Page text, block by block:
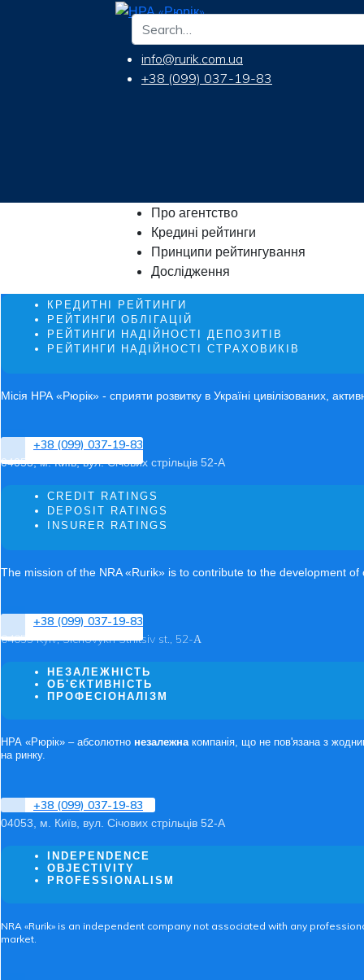
info@rurik.com.ua
+38 (099) 037-19-83
Про агентство
Кредині рейтинги
Принципи рейтингування
Дослідження
КРЕДИТНІ РЕЙТИНГИ
РЕЙТИНГИ ОБЛІГАЦІЙ
РЕЙТИНГИ НАДІЙНОСТІ ДЕПОЗИТІВ
РЕЙТИНГИ НАДІЙНОСТІ СТРАХОВИКІВ
Місія НРА «Рюрік» - сприяти розвитку в Україні цивілізованих,
+38 (099) 037-19-83
04053, м. Київ, вул. Січових стрільців 52-А
CREDIT RATINGS
DEPOSIT RATINGS
INSURER RATINGS
The mission of the NRA «Rurik» is to contribute to the development
+38 (099) 037-19-83
04053 Kyiv, Sichovykh Striltsiv st., 52-А
НЕЗАЛЕЖНІСТЬ
ОБ'ЄКТИВНІСТЬ
ПРОФЕСІОНАЛІЗМ
НРА «Рюрік» – абсолютно незалежна компанія, що не пов'язана з
на ринку.
+38 (099) 037-19-83
04053, м. Київ, вул. Січових стрільців 52-А
INDEPENDENCE
OBJECTIVITY
PROFESSIONALISM
NRA «Rurik» is an independent company not associated with any
market.